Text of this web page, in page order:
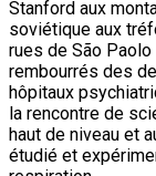
Stanford aux
soviétique aux
rues de São
rembourrés des
hôpitaux
la rencontre de
haut de niveau et
étudié et